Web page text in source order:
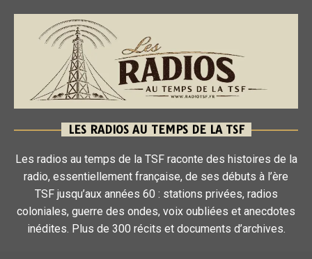
LES RADIOS AU TEMPS DE LA TSF
Les radios au temps de la TSF raconte des histoires de la
radio, essentiellement française, de ses débuts à l’ère
TSF jusqu’aux années 60 : stations privées, radios
coloniales, guerre des ondes, voix oubliées et anecdotes
inédites. Plus de 300 récits et documents d’archives.